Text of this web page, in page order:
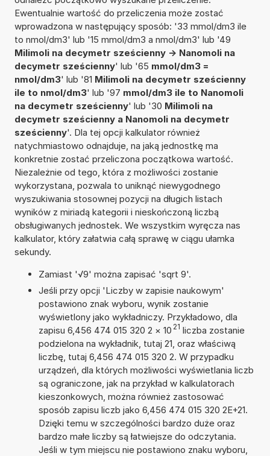
Ewentualnie wartość do przeliczenia może zostać
wprowadzona w następujący sposób: '33 mmol/dm3 ile
to nmol/dm3' lub '15 mmol/dm3 a nmol/dm3' lub '49
Milimoli na decymetr sześcienny -> Nanomoli na
decymetr sześcienny' lub '65 mmol/dm3 =
nmol/dm3' lub '81 Milimoli na decymetr sześcienny
ile to nmol/dm3' lub '97 mmol/dm3 ile to Nanomoli
na decymetr sześcienny' lub '30 Milimoli na
decymetr sześcienny a Nanomoli na decymetr
sześcienny'. Dla tej opcji kalkulator również
natychmiastowo odnajduje, na jaką jednostkę ma
konkretnie zostać przeliczona początkowa wartość.
Niezależnie od tego, która z możliwości zostanie
wykorzystana, pozwala to uniknąć niewygodnego
wyszukiwania stosownej pozycji na długich listach
wyników z miriadą kategorii i nieskończoną liczbą
obsługiwanych jednostek. We wszystkim wyręcza nas
kalkulator, który załatwia całą sprawę w ciągu ułamka
sekundy.
Zamiast '√9' można zapisać 'sqrt 9'.
Jeśli przy opcji 'Liczby w zapisie naukowym'
postawiono znak wyboru, wynik zostanie
wyświetlony jako wykładniczy. Przykładowo, dla
zapisu 6,456 474 015 320 2 × 10 21 liczba zostanie
podzielona na wykładnik, tutaj 21, oraz właściwą
liczbę, tutaj 6,456 474 015 320 2. W przypadku
urządzeń, dla których możliwości wyświetlania liczb
są ograniczone, jak na przykład w kalkulatorach
kieszonkowych, można również zastosować
sposób zapisu liczb jako 6,456 474 015 320 2E+21.
Dzięki temu w szczególności bardzo duże oraz
bardzo małe liczby są łatwiejsze do odczytania.
Jeśli w tym miejscu nie postawiono znaku wyboru,